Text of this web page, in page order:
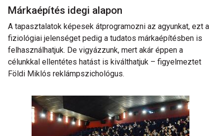
Márkaépítés idegi alapon
A tapasztalatok képesek átprogramozni az agyunkat, ezt a
fiziológiai jelenséget pedig a tudatos márkaépítésben is
felhasználhatjuk. De vigyázzunk, mert akár éppen a
célunkkal ellentétes hatást is kiválthatjuk – figyelmeztet
Földi Miklós reklámpszichológus.